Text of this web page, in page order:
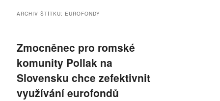
ARCHIV ŠTÍTKU: EUROFONDY
Zmocněnec pro romské
komunity Pollak na
Slovensku chce zefektivnit
využívání eurofondů